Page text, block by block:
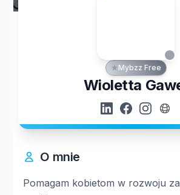
Mybzz Free
Wioletta
O mnie
Pomagam kobietom w rozwoju